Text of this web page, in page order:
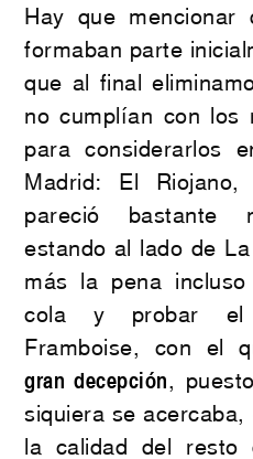
Hay que
formaban parte
que al final
no cumplían con los
para considerarlos
Madrid: El
pareció bastante
estando al lado de
más la pena
cola y probar el
Framboise, con el
gran decepción,
siquiera se
la calidad del resto